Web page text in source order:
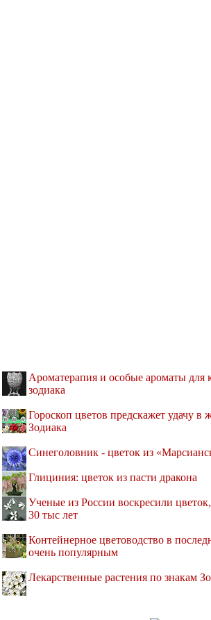
Ароматерапия и особые ароматы для
зодиака
Гороскоп цветов предскажет удачу в
Зодиака
Синеголовник - цветок из
Глициния: цветок из пасти дракона
Ученые из России воскресили цветок,
30 тыс лет
Контейнерное цветоводство в
очень популярным
Лекарственные растения по знакам